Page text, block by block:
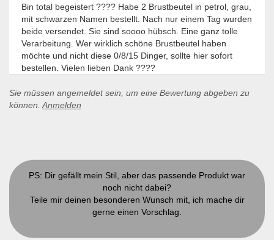
Bin total begeistert ???? Habe 2 Brustbeutel in petrol, grau,
mit schwarzen Namen bestellt. Nach nur einem Tag wurden
beide versendet. Sie sind soooo hübsch. Eine ganz tolle
Verarbeitung. Wer wirklich schöne Brustbeutel haben
möchte und nicht diese 0/8/15 Dinger, sollte hier sofort
bestellen. Vielen lieben Dank ????
Sie müssen angemeldet sein, um eine Bewertung abgeben zu
können. Anmelden
PS: Dir gefällt mein Stil, aber das passende Produkt war
noch nicht dabei?
Teile mir deinen besonderen Wunsch mit, ich mache dir
gerne einen Vorschlag.